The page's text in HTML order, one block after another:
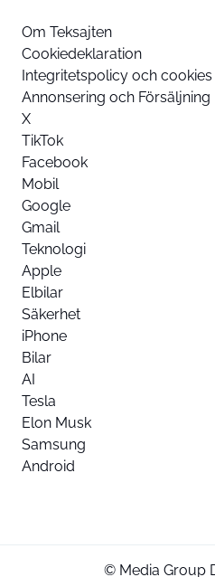
Om Teksajten
Cookiedeklaration
Integritetspolicy och cookies
Annonsering och Försäljning
X
TikTok
Facebook
Mobil
Google
Gmail
Teknologi
Apple
Elbilar
Säkerhet
iPhone
Bilar
AI
Tesla
Elon Musk
Samsung
Android
© Media Group